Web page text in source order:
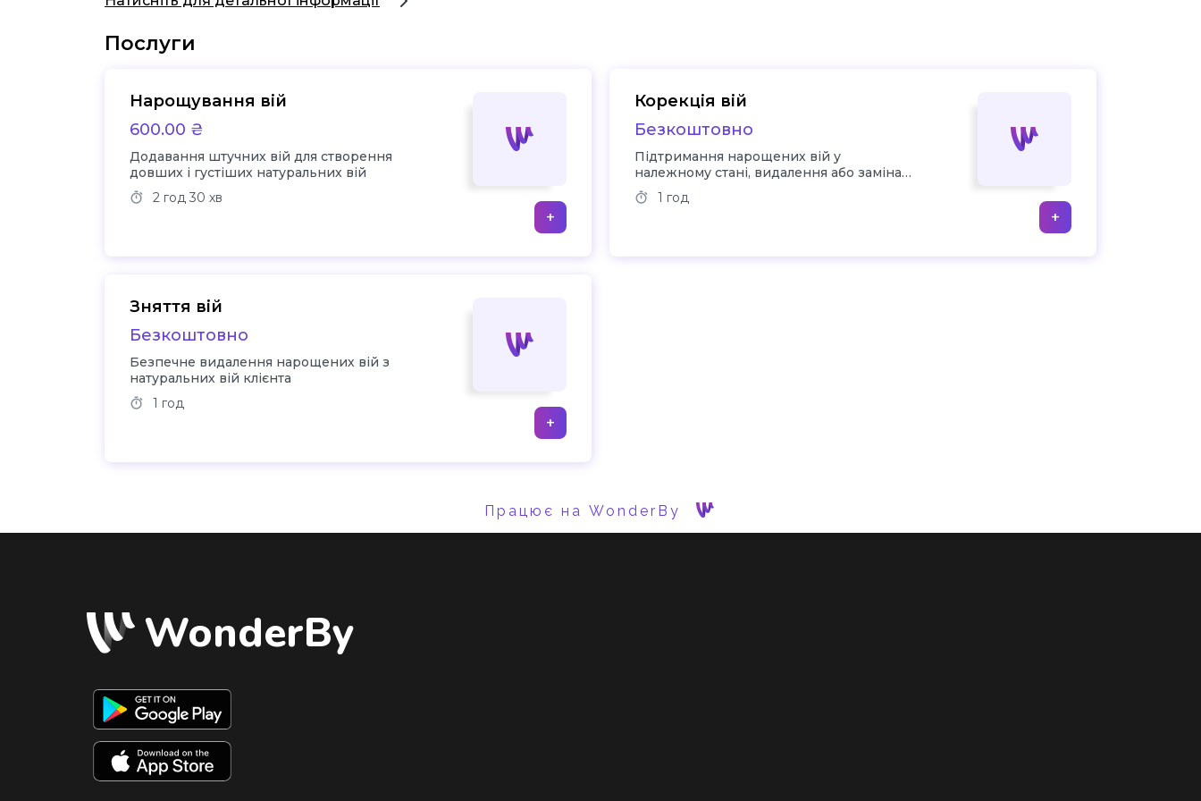
Послуги
Нарощування вій
600.00 ₴
Додавання штучних вій для створення
довших і густіших натуральних вій
2 год 30 хв
+
Корекція вій
Безкоштовно
Підтримання нарощених вій у
належному стані, видалення або заміна
відпавших вій
1 год
+
Зняття вій
Безкоштовно
Безпечне видалення нарощених вій з
натуральних вій клієнта
1 год
+
Працює на WonderBy
WonderBy